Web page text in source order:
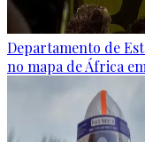
Departamento de
no mapa de África